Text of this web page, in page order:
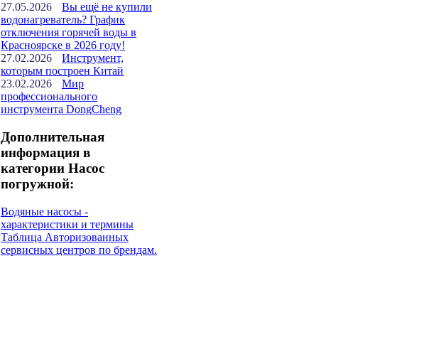
27.05.2026
Вы ещё не купили
водонагреватель? График
отключения горячей воды в
Красноярске в 2026 году!
27.02.2026
Инструмент,
которым построен Китай
23.02.2026
Мир
профессионального
инструмента DongCheng
Дополнительная
информация в
категории Насос
погружной:
Водяные насосы -
характеристики и термины
Таблица Авторизованных
сервисных центров по брендам.